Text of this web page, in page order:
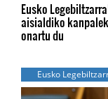
Eusko
aisialdiko
onartu du
Eusko